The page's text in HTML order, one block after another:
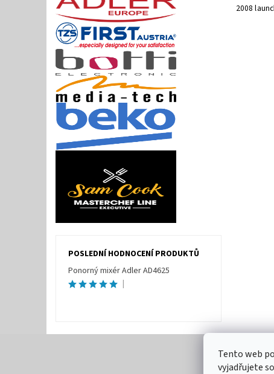
2008
POSLEDNÍ HODNOCENÍ PRODUKTŮ
Ponorný mixér Adler AD4625
|
Tento web
vyjadřujete